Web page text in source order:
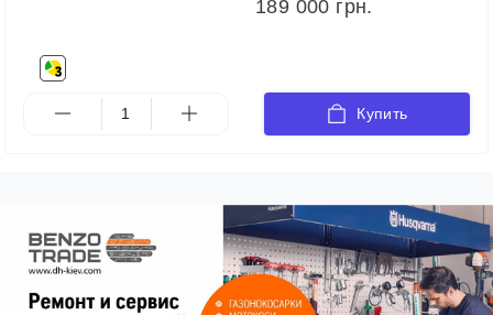
189 000 грн.
Купить